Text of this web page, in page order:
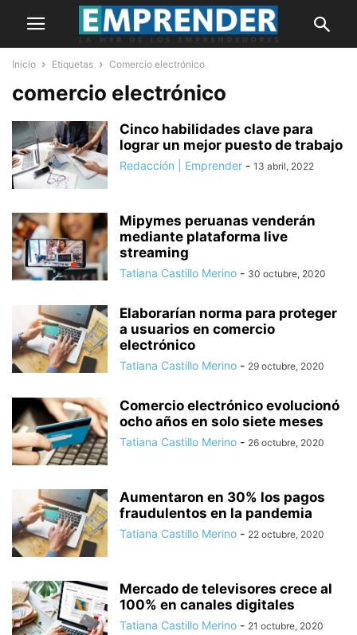
Inicio Etiquetas Comercio electrónico
comercio electrónico
Cinco habilidades clave para
lograr un mejor puesto de trabajo
Redacción | Emprender - 13 abril, 2022
Mipymes peruanas venderán
mediante plataforma live
streaming
Tatiana Castillo Merino - 30 octubre, 2020
Elaborarían norma para proteger
a usuarios en comercio
electrónico
Tatiana Castillo Merino - 29 octubre, 2020
Comercio electrónico evolucionó
ocho años en solo siete meses
Tatiana Castillo Merino - 26 octubre, 2020
Aumentaron en 30% los pagos
fraudulentos en la pandemia
Tatiana Castillo Merino - 22 octubre, 2020
Mercado de televisores crece al
100% en canales digitales
Tatiana Castillo Merino - 21 octubre, 2020